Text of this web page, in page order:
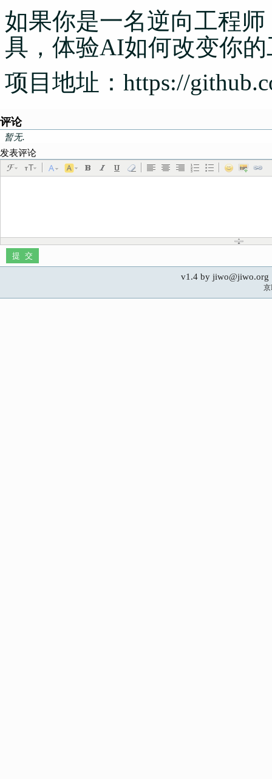
如果你是一名逆向工程
具，体验AI如何改变你
项目地址：https://
评论
暂无.
发表评论
v1.4 by
京